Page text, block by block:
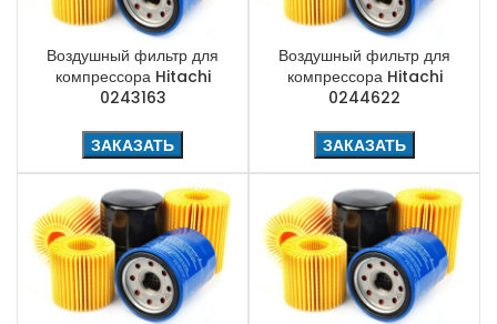
Воздушный фильтр для
компрессора Hitachi
0243163
ЗАКАЗАТЬ
Воздушный фильтр для
компрессора Hitachi
0244622
ЗАКАЗАТЬ